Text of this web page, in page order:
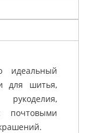
идеальный
для шитья,
почтовыми